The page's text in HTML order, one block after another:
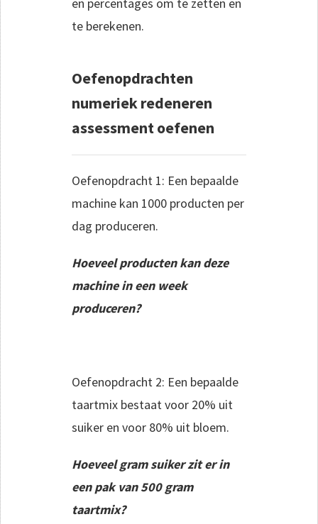
en percentages om te zetten en
te berekenen.
Oefenopdrachten
numeriek redeneren
assessment oefenen
Oefenopdracht 1: Een bepaalde
machine kan 1000 producten per
dag produceren.
Hoeveel producten kan deze
machine in een week
produceren?
Oefenopdracht 2: Een bepaalde
taartmix bestaat voor 20% uit
suiker en voor 80% uit bloem.
Hoeveel gram suiker zit er in
een pak van 500 gram
taartmix?